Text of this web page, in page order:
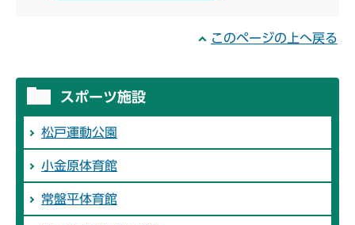
このページの上へ戻る
スポーツ施設
松戸運動公園
小金原体育館
常盤平体育館